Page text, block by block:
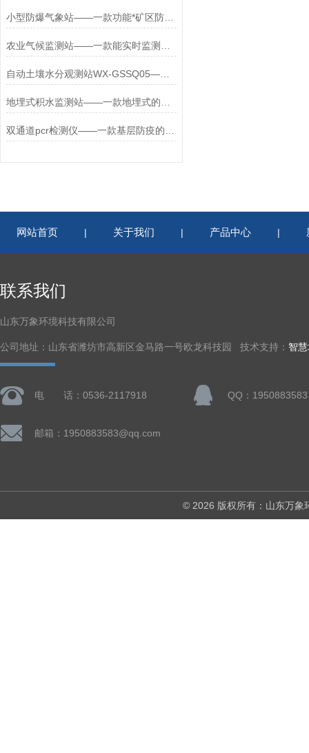
小型防爆气象站——一款功能*矿区防爆气象站2023已更新
自动土壤水分观测站WX-GSSQ05——全国农田土壤墒情监测系统
网站首页 | 关于我们 | 产品中心 |
联系我们
山东万象环境科技有限公司
公司地址：山东省潍坊市高新区金马路一号欧龙科技园 技术支持： 智
电 话：0536-2117918 QQ：1950883583
邮箱：1950883583@qq.com
© 2026 版权所有：山东万